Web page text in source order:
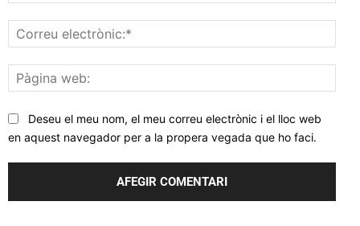
web:
Deseu el meu nom, el meu correu electrònic i el lloc web
en aquest navegador per a la propera vegada que ho faci.